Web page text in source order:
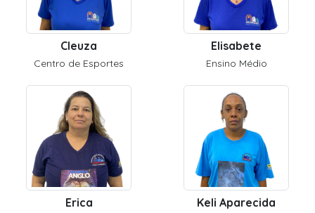
Cleuza
Centro de Esportes
Elisabete
Ensino Médio
Erica Keli Aparecida